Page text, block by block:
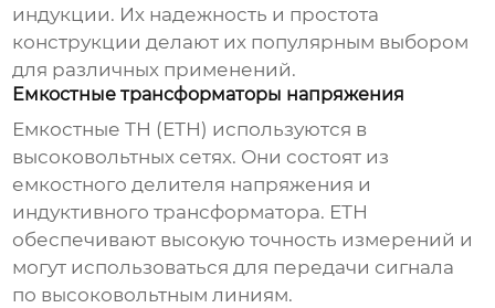
индукции. Их надежность и простота
конструкции делают их популярным выбором
для различных применений.
Емкостные трансформаторы напряжения
Емкостные ТН (ЕТН) используются в
высоковольтных сетях. Они состоят из
емкостного делителя напряжения и
индуктивного трансформатора. ЕТН
обеспечивают высокую точность измерений и
могут использоваться для передачи сигнала
по высоковольтным линиям.